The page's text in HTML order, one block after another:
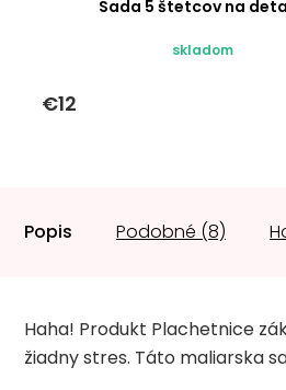
Sada 5 štetcov na
skladom
€12
Popis Podobné (8)
Haha! Produkt Plachetnice
žiadny stres. Táto maliarska